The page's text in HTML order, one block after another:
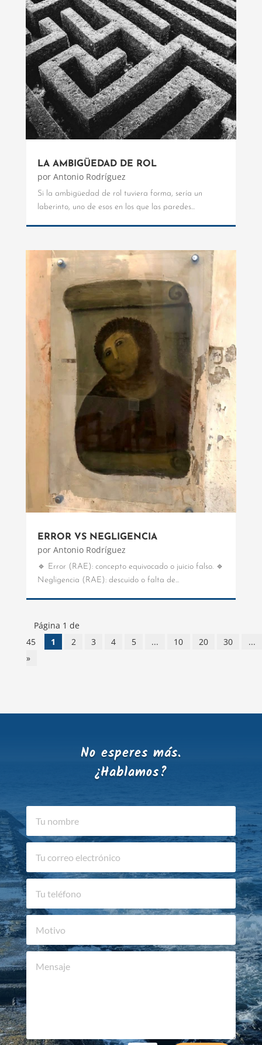
LA AMBIGÜEDAD DE ROL
por Antonio Rodríguez
Si la ambigüedad de rol tuviera forma, sería un
laberinto, uno de esos en los que las paredes...
ERROR VS NEGLIGENCIA
por Antonio Rodríguez
🔹 Error (RAE): concepto equivocado o juicio falso. 🔹
Negligencia (RAE): descuido o falta de...
Página 1 de
45
1 2 3 4 5 ... 10 20 30
...
»
No esperes más.
¿Hablamos?